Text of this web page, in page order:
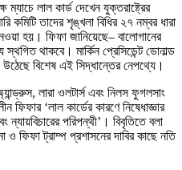
ম্যাচে লাল কার্ড দেখেন যুক্তরাষ্ট্রের
কমিটি তাদের শৃঙ্খলা বিধির ২৭ নম্বর ধারা
হয়। ফিফা জানিয়েছে– বালোগানের
থাকবে। মার্কিন প্রেসিডেন্ট ডোনাল্ড
বিশেষ এই সিদ্ধান্তের নেপথ্যে।
লারা ওলটার্স এবং নিলস ফুগলসাং
ফিফার ‘লাল কার্ডের কারণে নিষেধাজ্ঞার
ন্যায়বিচারের পরিপন্থী’। বিবৃতিতে বলা
ফিফা ট্রাম্প প্রশাসনের দাবির কাছে নতি